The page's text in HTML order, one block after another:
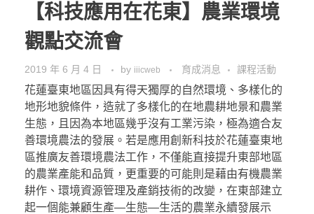
【科技應用在花東】農業環境
觀點交流會
2019 年 6 月 4 日 by iiicweb 育成消息 課程活動
花蓮臺東地區因具有得天獨厚的自然環境、多樣化的
地形地貌條件，造就了多樣化的在地農耕地景和農業
生態，且因為本地區幾乎沒有工業污染，極為適合友
善環境農法的發展。若是應用創新科技於花蓮臺東地
區推廣友善環境農法工作，不僅能直接提升東部地區
的農業產能和品質，更重要的可能則是藉由有機農業
耕作、環境資源管理及產銷技術的改變，在東部建立
起一個能兼顧生產—生態—生活的農業永續發展示